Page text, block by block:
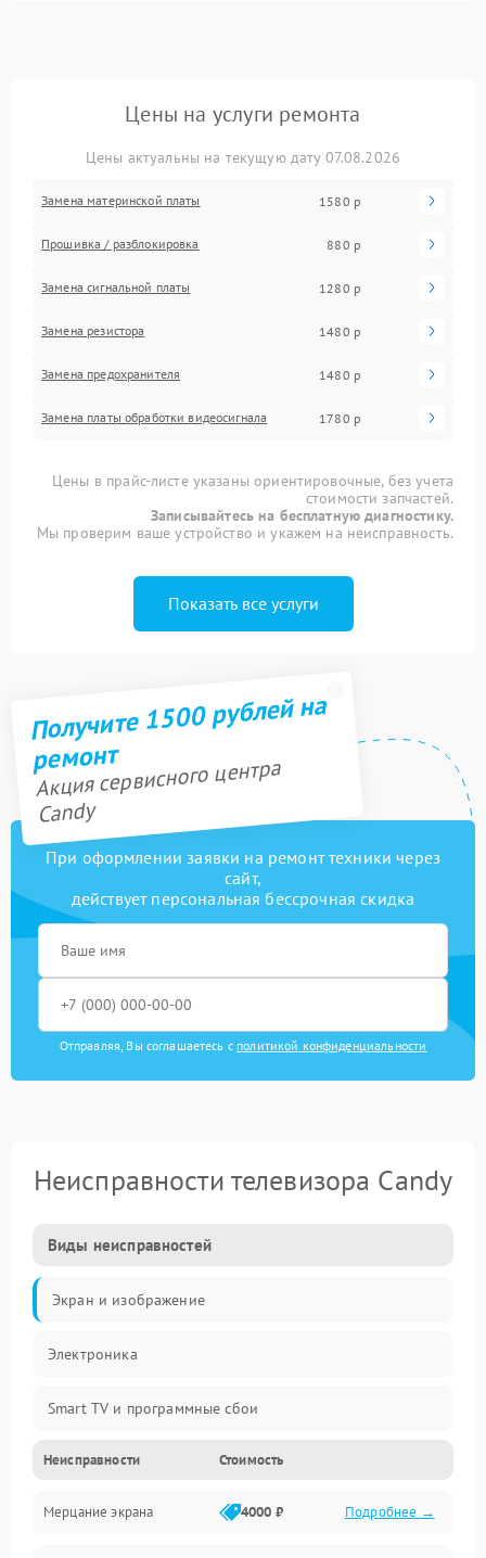
Цены на услуги ремонта
Цены актуальны на текущую дату 07.08.2026
Замена материнской платы 1580 р
Прошивка / разблокировка 880 р
Замена сигнальной платы 1280 р
Замена резистора 1480 р
Замена предохранителя 1480 р
Замена платы обработки видеосигнала 1780 р
Цены в прайс-листе указаны ориентировочные, без учета
стоимости запчастей.
Записывайтесь на бесплатную диагностику.
Мы проверим ваше устройство и укажем на неисправность.
Показать все услуги
Получите 1500 рублей на
ремонт
Акция сервисного центра
Candy
При оформлении заявки на ремонт техники через
сайт,
действует персональная бессрочная скидка
Отправляя, Вы соглашаетесь с политикой конфиденциальности
Неисправности телевизора Candy
Виды неисправностей
Экран и изображение
Электроника
Smart TV и программные сбои
Питание и запуск
Подсветка и LED-модули
Неисправности Стоимость
Мерцание экрана 4000 ₽ Подробнее →